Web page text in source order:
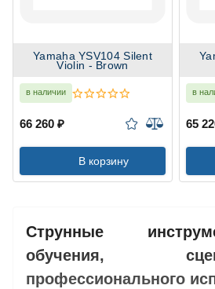
Yamaha YSV104 Silent
Violin - Brown
в наличии
66 260 ₽
В корзину
в
65
Струнные
обучения,
профессионального